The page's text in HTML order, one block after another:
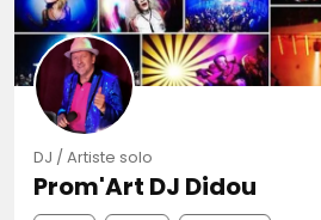
DJ / Artiste solo
Prom'Art DJ Didou